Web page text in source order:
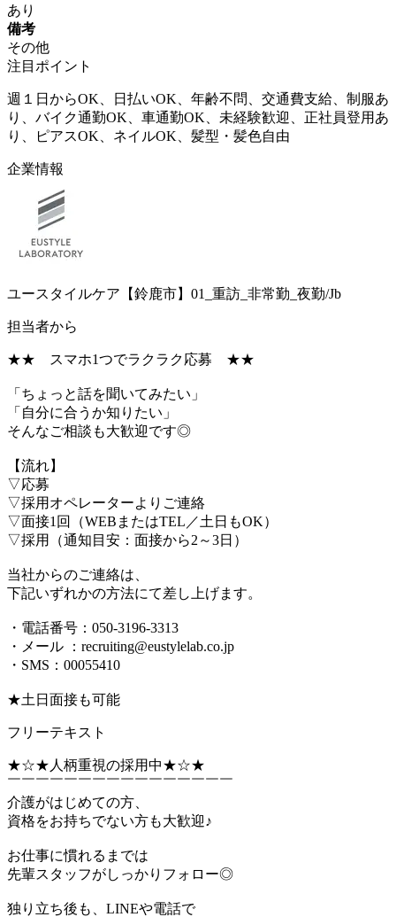
あり
備考
その他
注目ポイント
週１日からOK、日払いOK、年齢不問、交通費支給、制服あ
り、バイク通勤OK、車通勤OK、未経験歓迎、正社員登用あ
り、ピアスOK、ネイルOK、髪型・髪色自由
企業情報
ユースタイルケア【鈴鹿市】01_重訪_非常勤_夜勤/Jb
担当者から
★★ スマホ1つでラクラク応募 ★★
「ちょっと話を聞いてみたい」
「自分に合うか知りたい」
そんなご相談も大歓迎です◎
【流れ】
▽応募
▽採用オペレーターよりご連絡
▽面接1回（WEBまたはTEL／土日もOK）
▽採用（通知目安：面接から2～3日）
当社からのご連絡は、
下記いずれかの方法にて差し上げます。
・電話番号：050-3196-3313
・メール ：recruiting@eustylelab.co.jp
・SMS：00055410
★土日面接も可能
フリーテキスト
★☆★人柄重視の採用中★☆★
￣￣￣￣￣￣￣￣￣￣￣￣￣￣￣￣
介護がはじめての方、
資格をお持ちでない方も大歓迎♪
お仕事に慣れるまでは
先輩スタッフがしっかりフォロー◎
独り立ち後も、LINEや電話で